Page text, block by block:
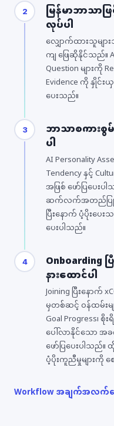
2 မြန်မာဘာသာ
လုပ်ပါ
လျှောက်ထားသူမျာ
ကျ ဖြေဆိုနိုင်သည်။
Question များကို
Evidence ကို နှိုင်း
ပေးသည်။
3 ဘာသာစကား
ပါ
AI Personality
Tendency နှင့်
အဖြစ် ဖော်ပြပေ
ဆက်လက်အတည်ပြုသ
ပြီးနောက် ပံ့ပိုးပ
ပေးပါသည်။
4
နားထောင်ပါ
Joining ပြီးနောက်
မှတစ်ဆင့် ဝန်ထမ်းမ
Goal Progress၊ စို
ပေါ်လာနိုင်သော အ
ဖော်ပြပေးပါသည်
ပံ့ပိုးကူညီမှုများကို
Workflow အချက်အလက်တ